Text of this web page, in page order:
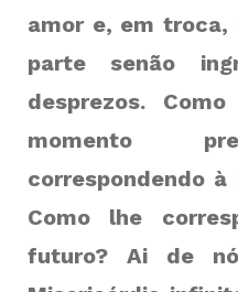
amor e, em troca,
parte senão
desprezos.
momento
correspondendo à
Como lhe
futuro? Ai de